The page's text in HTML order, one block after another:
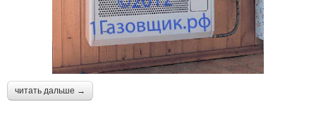
читать дальше →